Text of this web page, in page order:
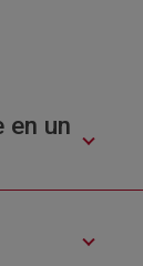
en un